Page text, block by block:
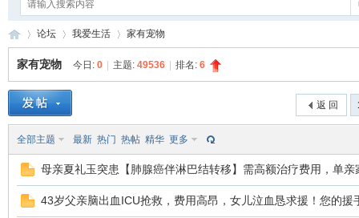
»
论坛
›
我爱生活 家有宠物
家有宠物 今日: 0 主题: 49536 排名: 6
返 回
全部主题 最新 热门 热帖 精华 更多
母亲夏礼玉突患【肺腺癌伴淋巴结转移】需高额治疗费用，单亲
43岁父亲脑出血ICU抢救，费用高昂，女儿泣血恳求援！您的援